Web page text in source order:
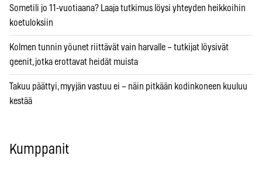
Sometili jo 11-vuotiaana? Laaja tutkimus löysi yhteyden heikkoihin
koetuloksiin
Kolmen tunnin yöunet riittävät vain harvalle – tutkijat löysivät
geenit, jotka erottavat heidät muista
Takuu päättyi, myyjän vastuu ei – näin pitkään kodinkoneen kuuluu
kestää
Kumppanit